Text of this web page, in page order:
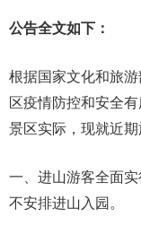
公告全文如下：
根据国家文化和旅
区疫情防控和安全
景区实际，现就近
一、进山游客全面
不安排进山入园。